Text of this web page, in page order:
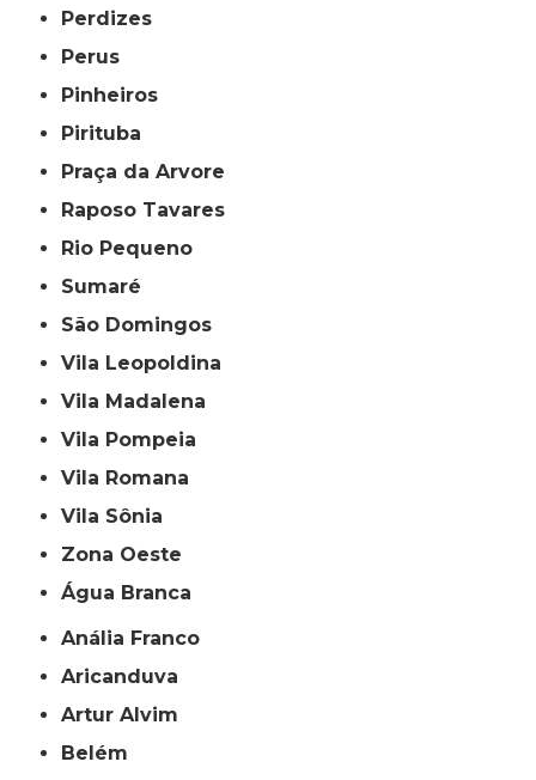
Perdizes
Perus
Pinheiros
Pirituba
Praça da Arvore
Raposo Tavares
Rio Pequeno
Sumaré
São Domingos
Vila Leopoldina
Vila Madalena
Vila Pompeia
Vila Romana
Vila Sônia
Zona Oeste
Água Branca
Anália Franco
Aricanduva
Artur Alvim
Belém